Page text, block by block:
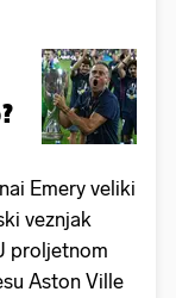
Emery veliki
veznjak
proljetnom
Aston Ville